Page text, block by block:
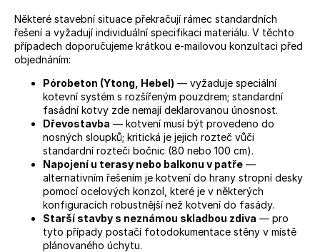
Některé stavební situace překračují rámec standardních
řešení a vyžadují individuální specifikaci materiálu. V těchto
případech doporučujeme krátkou e-mailovou konzultaci před
objednáním:
Pórobeton (Ytong, Hebel) — vyžaduje speciální
kotevní systém s rozšířeným pouzdrem; standardní
fasádní kotvy zde nemají deklarovanou únosnost.
Dřevostavba — kotvení musí být provedeno do
nosných sloupků; kritická je jejich rozteč vůči
standardní rozteči bočnic (80 nebo 100 cm).
Napojení u terasy nebo balkonu v patře —
alternativním řešením je kotvení do hrany stropní desky
pomocí ocelových konzol, které je v některých
konfiguracích robustnější než kotvení do fasády.
Starší stavby s neznámou skladbou zdiva — pro
tyto případy postačí fotodokumentace stěny v místě
plánovaného úchytu.